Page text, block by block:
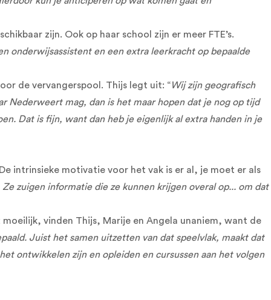
zijn. Ook op haar school zijn er meer FTE’s.
onderwijsassistent en een extra leerkracht op bepaalde
de vervangerspool. Thijs legt uit: “Wij zijn geografisch
Nederweert mag, dan is het maar hopen dat je nog op tijd
Dat is fijn, want dan heb je eigenlijk al extra handen in je
intrinsieke motivatie voor het vak is er al, je moet er als
zuigen informatie die ze kunnen krijgen overal op... om dat
vinden Thijs, Marije en Angela unaniem, want de
Juist het samen uitzetten van dat speelvlak, maakt dat
ontwikkelen zijn en opleiden en cursussen aan het volgen